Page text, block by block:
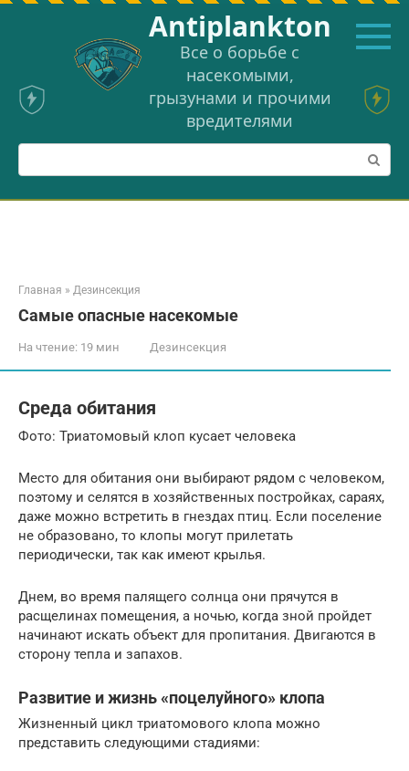
Перейти
Аntiplankton
Все о борьбе с
насекомыми,
грызунами и прочими
вредителями
Поиск:
Главная » Дезинсекция
Самые опасные насекомые
На чтение: 19 мин Дезинсекция
Среда обитания
Фото: Триатомовый клоп кусает человека
Место для обитания они выбирают рядом с человеком,
поэтому и селятся в хозяйственных постройках, сараях,
даже можно встретить в гнездах птиц. Если поселение
не образовано, то клопы могут прилетать
периодически, так как имеют крылья.
Днем, во время палящего солнца они прячутся в
расщелинах помещения, а ночью, когда зной пройдет
начинают искать объект для пропитания. Двигаются в
сторону тепла и запахов.
Развитие и жизнь «поцелуйного» клопа
Жизненный цикл триатомового клопа можно
представить следующими стадиями: